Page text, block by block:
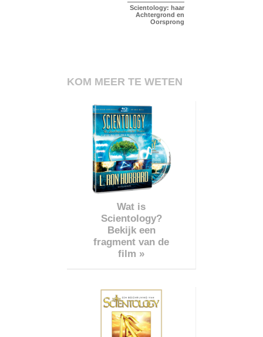
Scientology: haar
Achtergrond en
Oorsprong
KOM MEER TE WETEN
Wat is
Scientology?
Bekijk een
fragment van de
film »